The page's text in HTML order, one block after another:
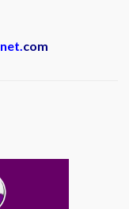
net.com